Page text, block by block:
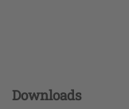
Downloads